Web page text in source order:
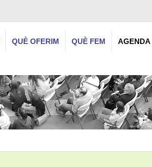
QUÈ OFERIM QUÈ FEM AGENDA